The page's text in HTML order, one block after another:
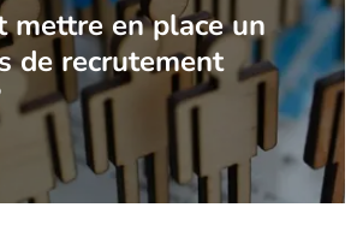
mettre en place un
de recrutement